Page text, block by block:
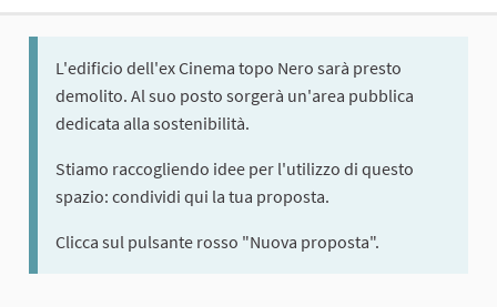
L'edificio dell'ex Cinema topo Nero sarà presto
demolito. Al suo posto sorgerà un'area pubblica
dedicata alla sostenibilità.
Stiamo raccogliendo idee per l'utilizzo di questo
spazio: condividi qui la tua proposta.
Clicca sul pulsante rosso "Nuova proposta".